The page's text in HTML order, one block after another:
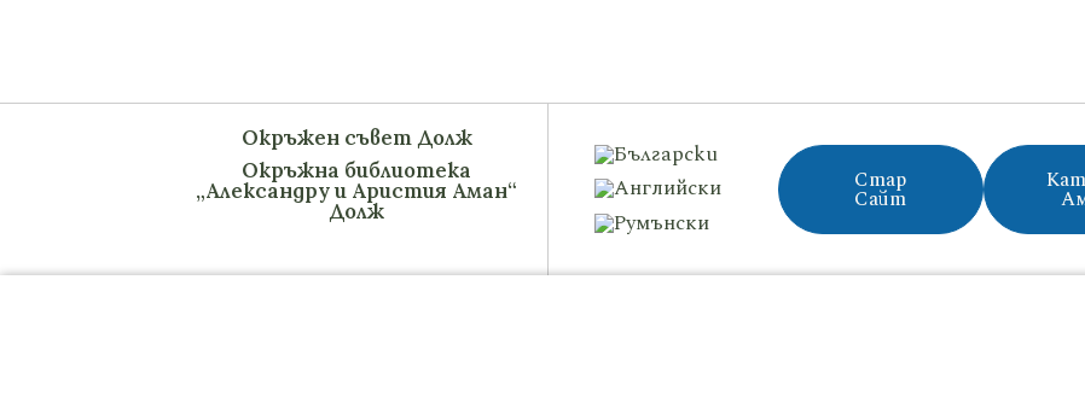
Окръжен съвет Долж
Окръжна библиотека
„Александру и Аристия Аман“
Долж
Стар
Сайт